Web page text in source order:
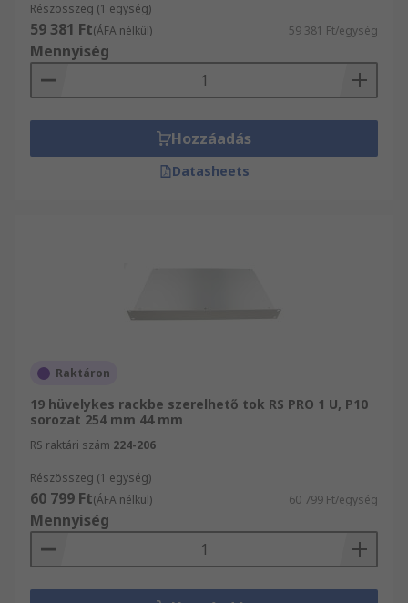
Részösszeg (1 egység)
59 381 Ft(ÁFA nélkül) 59 381 Ft/egység
Mennyiség
Hozzáadás
Datasheets
Raktáron
19 hüvelykes rackbe szerelhető tok RS PRO 1 U, P10
sorozat 254 mm 44 mm
RS raktári szám 224-206
Részösszeg (1 egység)
60 799 Ft(ÁFA nélkül) 60 799 Ft/egység
Mennyiség